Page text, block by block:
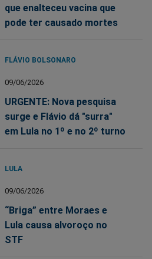
que enalteceu vacina que
pode ter causado mortes
FLÁVIO BOLSONARO
09/06/2026
URGENTE: Nova pesquisa
surge e Flávio dá "surra"
em Lula no 1º e no 2º turno
LULA
09/06/2026
“Briga” entre Moraes e
Lula causa alvoroço no
STF